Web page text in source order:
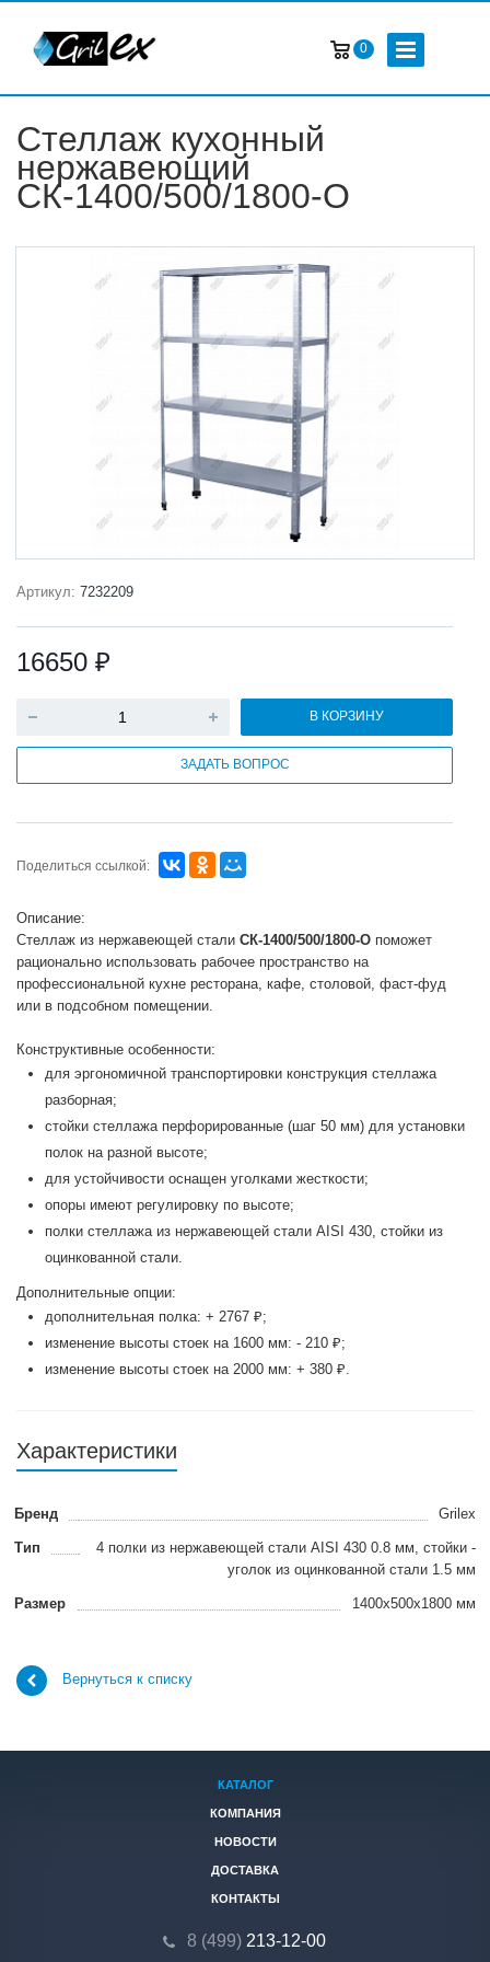
0
Стеллаж кухонный
нержавеющий
СК-1400/500/1800-О
Артикул: 7232209
16650 ₽
В КОРЗИНУ
ЗАДАТЬ ВОПРОС
Поделиться ссылкой:
Описание:
Стеллаж из нержавеющей стали СК-1400/500/1800-О поможет
рационально использовать рабочее пространство на
профессиональной кухне ресторана, кафе, столовой, фаст-фуд
или в подсобном помещении.
Конструктивные особенности:
для эргономичной транспортировки конструкция стеллажа
разборная;
стойки стеллажа перфорированные (шаг 50 мм) для установки
полок на разной высоте;
для устойчивости оснащен уголками жесткости;
опоры имеют регулировку по высоте;
полки стеллажа из нержавеющей стали AISI 430, стойки из
оцинкованной стали.
Дополнительные опции:
дополнительная полка: + 2767 ₽;
изменение высоты стоек на 1600 мм: - 210 ₽;
изменение высоты стоек на 2000 мм: + 380 ₽.
Характеристики
Бренд Grilex
Тип
4 полки из нержавеющей стали AISI 430 0.8 мм, стойки -
уголок из оцинкованной стали 1.5 мм
Размер 1400х500х1800 мм
Вернуться к списку
КАТАЛОГ
КОМПАНИЯ
НОВОСТИ
ДОСТАВКА
КОНТАКТЫ
8 (499) 213-12-00